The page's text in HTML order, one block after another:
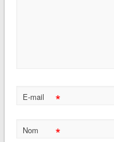
E-mail *
Nom *